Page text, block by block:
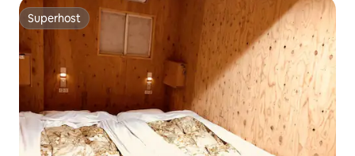
Superhost
Superhost